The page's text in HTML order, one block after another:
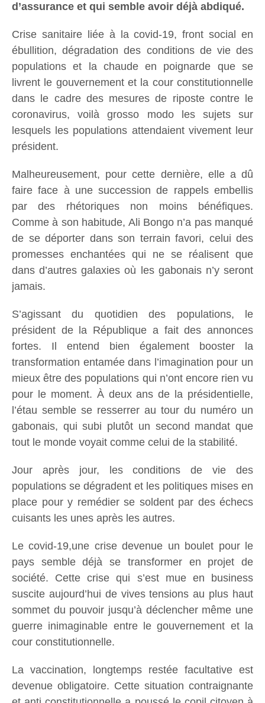
d’assurance et qui semble avoir déjà abdiqué.
Crise sanitaire liée à la covid-19, front social en
ébullition, dégradation des conditions de vie des
populations et la chaude en poignarde que se
livrent le gouvernement et la cour constitutionnelle
dans le cadre des mesures de riposte contre le
coronavirus, voilà grosso modo les sujets sur
lesquels les populations attendaient vivement leur
président.
Malheureusement, pour cette dernière, elle a dû
faire face à une succession de rappels embellis
par des rhétoriques non moins bénéfiques.
Comme à son habitude, Ali Bongo n’a pas manqué
de se déporter dans son terrain favori, celui des
promesses enchantées qui ne se réalisent que
dans d’autres galaxies où les gabonais n’y seront
jamais.
S’agissant du quotidien des populations, le
président de la République a fait des annonces
fortes. Il entend bien également booster la
transformation entamée dans l’imagination pour un
mieux être des populations qui n’ont encore rien vu
pour le moment. À deux ans de la présidentielle,
l’étau semble se resserrer au tour du numéro un
gabonais, qui subi plutôt un second mandat que
tout le monde voyait comme celui de la stabilité.
Jour après jour, les conditions de vie des
populations se dégradent et les politiques mises en
place pour y remédier se soldent par des échecs
cuisants les unes après les autres.
Le covid-19,une crise devenue un boulet pour le
pays semble déjà se transformer en projet de
société. Cette crise qui s’est mue en business
suscite aujourd’hui de vives tensions au plus haut
sommet du pouvoir jusqu’à déclencher même une
guerre inimaginable entre le gouvernement et la
cour constitutionnelle.
La vaccination, longtemps restée facultative est
devenue obligatoire. Cette situation contraignante